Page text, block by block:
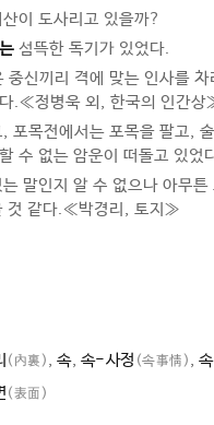
이 도사리고 있을까?
섬뜩한 독기가 있었다.
중신끼리 격에 맞는 인사를
.≪정병욱 외, 한국의 인간
포목전에서는 포목을 팔고,
수 없는 암운이 떠돌고 있
말인지 알 수 없으나 아무
것 같다.≪박경리, 토지≫
(內裏) , 속, 속-사정 (속事情) ,
(表面)